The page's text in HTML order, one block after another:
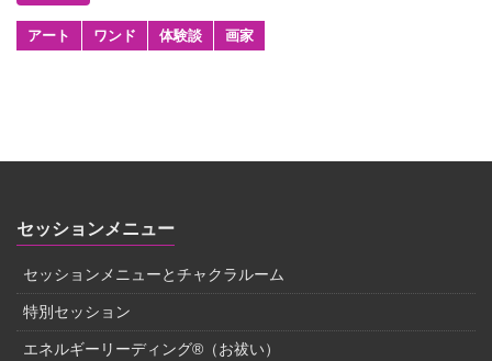
アート ワンド 体験談 画家
セッションメニュー
セッションメニューとチャクラルーム
特別セッション
エネルギーリーディング®（お祓い）